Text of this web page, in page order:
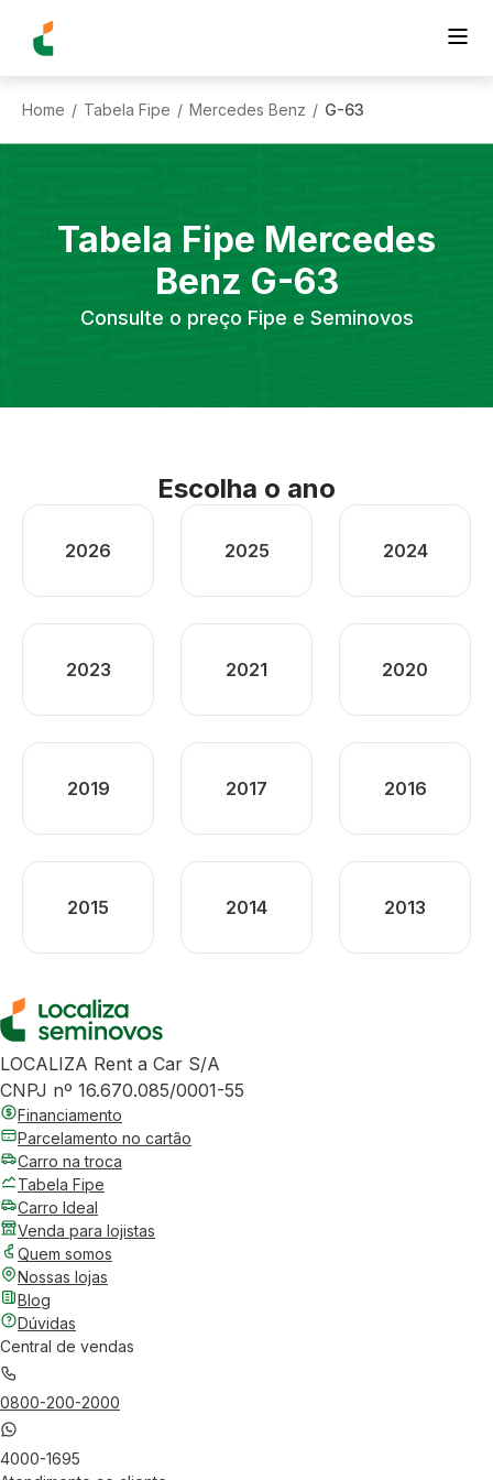
Home / Tabela Fipe / Mercedes Benz / G-63
Tabela Fipe Mercedes
Benz G-63
Consulte o preço Fipe e Seminovos
Escolha o ano
2026 2025 2024
2023 2021 2020
2019 2017 2016
2015 2014 2013
LOCALIZA Rent a Car S/A
CNPJ nº 16.670.085/0001-55
Financiamento
Parcelamento no cartão
Carro na troca
Tabela Fipe
Carro Ideal
Venda para lojistas
Quem somos
Nossas lojas
Blog
Dúvidas
Central de vendas
0800-200-2000
4000-1695